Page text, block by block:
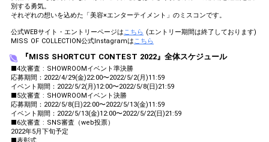
Close
別する勇気。
それぞれの想いを込めた「美容×エンターテイメント」のミスコンです。
公式WEBサイト・エントリーページはこちら (エントリー期間は終了しております)
MISS OF COLLECTION公式Instagramはこちら
『MISS SHORTCUT CONTEST 2022』全体スケジュール
■4次審査 : SHOWROOMイベント準決勝
応募期間：2022/4/29(金)22:00〜2022/5/2(月)11:59
イベント期間：2022/5/2(月)12:00〜2022/5/8(日)21:59
■5次審査 : SHOWROOMイベント決勝
応募期間：2022/5/8(日)22:00〜2022/5/13(金)11:59
イベント期間：2022/5/13(金)12:00〜2022/5/22(日)21:59
■6次審査 : SNS審査（web投票）
2022年5月下旬予定